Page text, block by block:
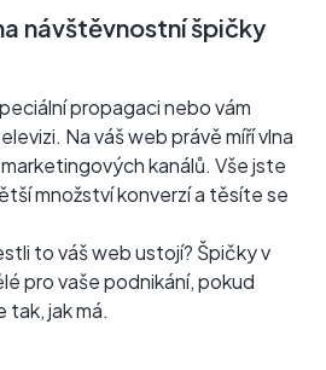
návštěvnostní špičky
propagaci nebo vám
Na váš web právě míří vlna
kanálů. Vše jste
množství konverzí a těsíte se
to váš web ustojí? Špičky v
pro vaše podnikání, pokud
jak má.